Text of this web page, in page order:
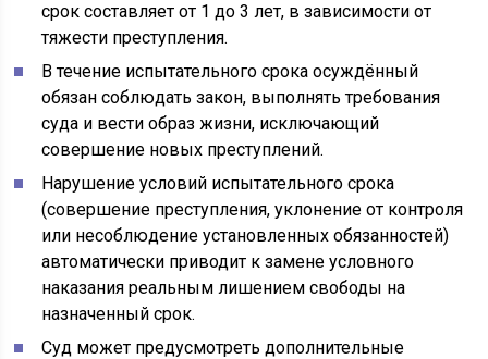
срок составляет от 1 до 3 лет, в зависимости от
тяжести преступления.
В течение испытательного срока осуждённый
обязан соблюдать закон, выполнять требования
суда и вести образ жизни, исключающий
совершение новых преступлений.
Нарушение условий испытательного срока
(совершение преступления, уклонение от контроля
или несоблюдение установленных обязанностей)
автоматически приводит к замене условного
наказания реальным лишением свободы на
назначенный срок.
Суд может предусмотреть дополнительные